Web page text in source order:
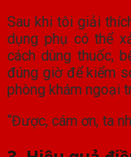
Sau khi tôi giải
dụng phụ có thể
cách dùng thuốc,
đúng giờ để kiểm
phòng khám ngoại
“Được, cám ơn, ta